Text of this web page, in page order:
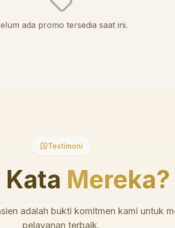
ada promo tersedia saat ini.
Testimoni
Mereka?
adalah bukti komitmen kami untuk
pelayanan terbaik.